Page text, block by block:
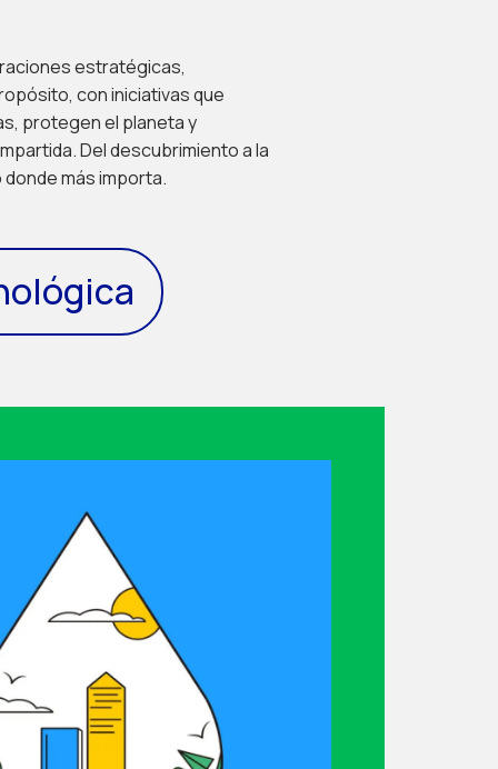
estratégicas,
con iniciativas que
protegen el planeta y
Del descubrimiento a la
más importa.